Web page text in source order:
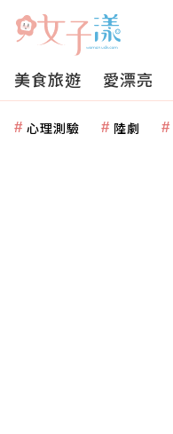
美食旅遊 愛漂亮
心理測驗 陸劇